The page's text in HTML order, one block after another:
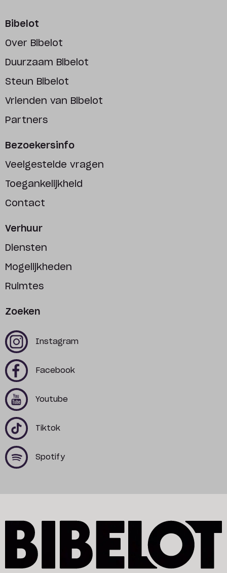
Bibelot
Over Bibelot
Duurzaam Bibelot
Steun Bibelot
Vrienden van Bibelot
Partners
Bezoekersinfo
Veelgestelde vragen
Toegankelijkheid
Contact
Verhuur
Diensten
Mogelijkheden
Ruimtes
Zoeken
xx
Instagram
xx
Facebook
xx
Youtube
xx
Tiktok
xx
Spotify